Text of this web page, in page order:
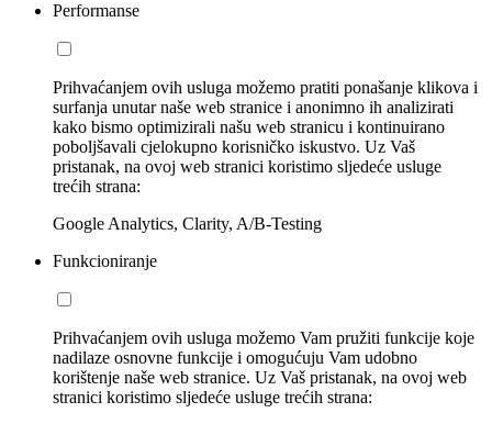
Performanse
Prihvaćanjem ovih usluga možemo pratiti ponašanje klikova i
surfanja unutar naše web stranice i anonimno ih analizirati
kako bismo optimizirali našu web stranicu i kontinuirano
poboljšavali cjelokupno korisničko iskustvo. Uz Vaš
pristanak, na ovoj web stranici koristimo sljedeće usluge
trećih strana:
Google Analytics, Clarity, A/B-Testing
Funkcioniranje
Prihvaćanjem ovih usluga možemo Vam pružiti funkcije koje
nadilaze osnovne funkcije i omogućuju Vam udobno
korištenje naše web stranice. Uz Vaš pristanak, na ovoj web
stranici koristimo sljedeće usluge trećih strana: